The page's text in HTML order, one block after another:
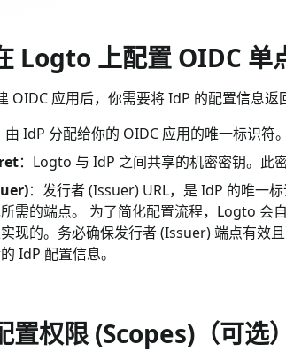
Logto 上配置 OIDC 单
OIDC 应用后，你需要将 IdP 的配置信息
由 IdP 分配给你的 OIDC 应用的唯一标识符
：Logto 与 IdP 之间共享的机密密钥。此
：发行者 (Issuer) URL，是 IdP 的唯一
需的端点。 为了简化配置流程，Logto 会
现的。务必确保发行者 (Issuer) 端点有效
IdP 配置信息。
置权限 (Scopes)（可选）